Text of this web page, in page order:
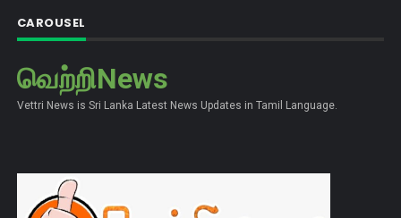
CAROUSEL
வெற்றிNews
Vettri News is Sri Lanka Latest News Updates in Tamil Language.